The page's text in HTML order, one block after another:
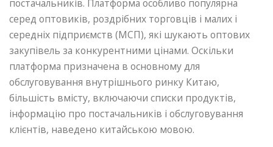
постачальників. Платформа особливо популярна
серед оптовиків, роздрібних торговців і малих і
середніх підприємств (МСП), які шукають оптових
закупівель за конкурентними цінами. Оскільки
платформа призначена в основному для
обслуговування внутрішнього ринку Китаю,
більшість вмісту, включаючи списки продуктів,
інформацію про постачальників і обслуговування
клієнтів, наведено китайською мовою.